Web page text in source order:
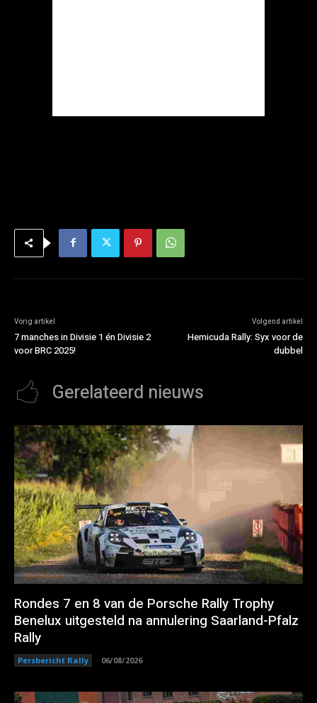
Vorig artikel
7 manches in Divisie 1 én Divisie 2
voor BRC 2025!
Volgend artikel
Hemicuda Rally: Syx voor de
dubbel
Gerelateerd nieuws
Rondes 7 en 8 van de Porsche Rally Trophy
Benelux uitgesteld na annulering Saarland-Pfalz
Rally
Persbericht Rally 06/08/2026